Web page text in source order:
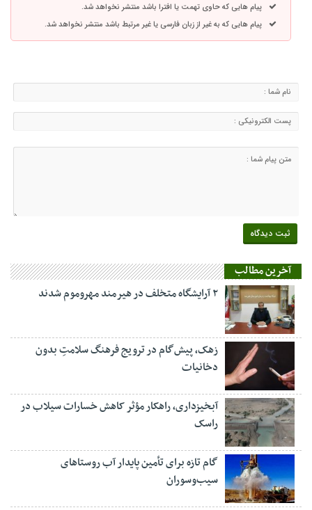
پیام هایی که حاوی تهمت یا افترا باشد منتشر نخواهد شد.
پیام هایی که به غیر از زبان فارسی یا غیر مرتبط باشد منتشر نخواهد شد.
آخرین مطالب
۲ آرایشگاه متخلف در هیرمند مهروموم شدند
زهک، پیش‌گام در ترویج فرهنگ سلامتِ بدون
دخانیات
آبخیزداری، راهکار مؤثر کاهش خسارات سیلاب در
راسک
گام تازه برای تأمین پایدار آب روستاهای
سیب‌وسوران